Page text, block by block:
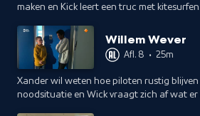
maken en Kick leert een truc met
een school in Harderwijk.Willem Wever
Afl. 8 • 25m
Xander wil weten hoe piloten rustig blijven
noodsituatie en Wick vraagt zich af wat er